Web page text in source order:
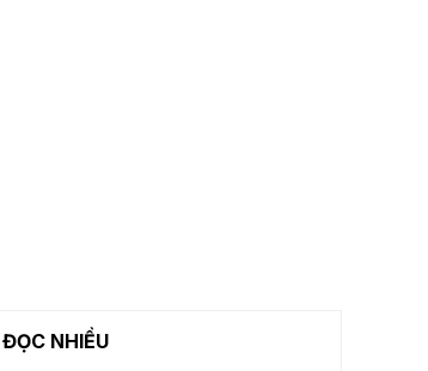
ĐỌC NHIỀU